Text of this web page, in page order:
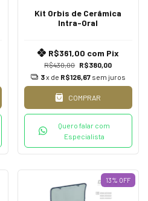
Kit Orbis de Cerâmica
Intra-Oral
R$430,00 R$380,00
R$361,00 com Pix
3x de R$126,67 sem juros
COMPRAR
Quero falar com
Especialista
13% OFF